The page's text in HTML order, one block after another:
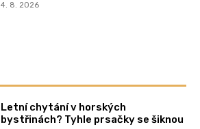
4. 8. 2026
Letní chytání v horských
bystřinách? Tyhle prsačky se šiknou